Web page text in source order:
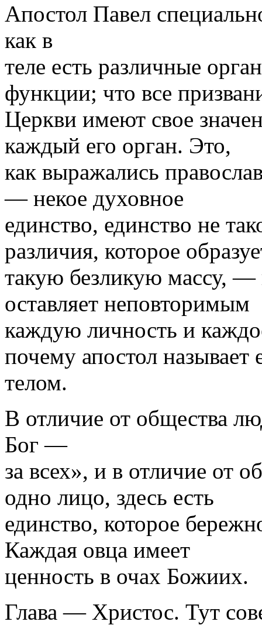
Апостол Павел
как в
теле есть различные
функции; что все
Церкви имеют свое
каждый его орган. Это,
как выражались
— некое духовное
единство, единство не
различия, которое
такую безликую массу, —
оставляет непо­вторимым
каждую личность и
поче­му апостол называет
телом.
В отличие от общества
Бог —
за всех», и в отличие от
одно лицо, здесь есть
един­ство, которое
Каждая овца имеет
ценность в очах Божиих.
Глава — Христос. Тут